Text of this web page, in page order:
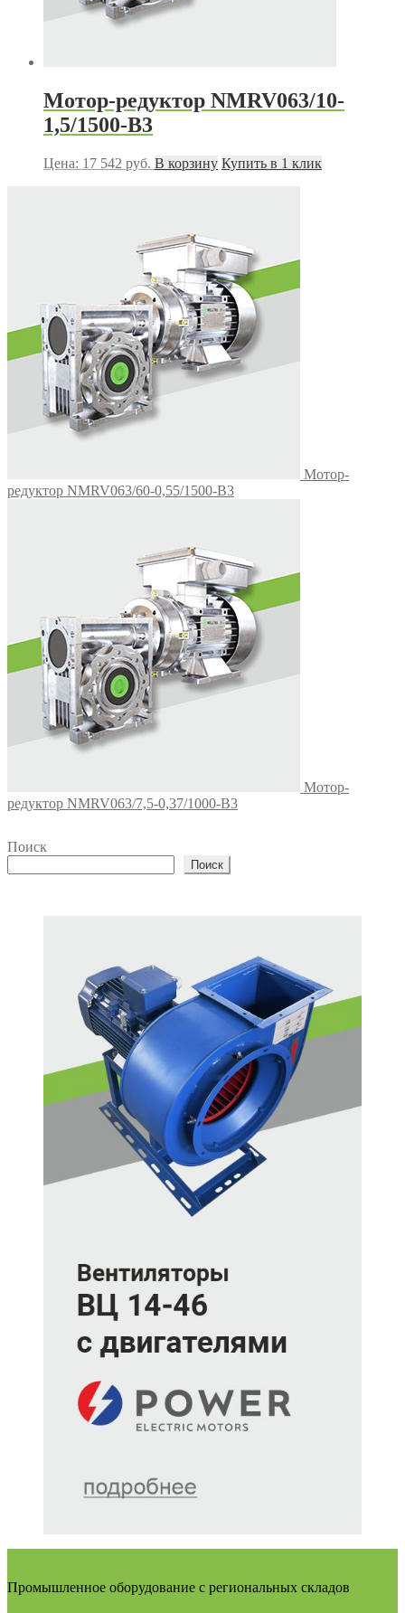
Мотор-редуктор NMRV063/10-
1,5/1500-B3
Цена: 17 542 руб. В корзину Купить в 1 клик
Мотор-
редуктор NMRV063/60-0,55/1500-B3
Мотор-
редуктор NMRV063/7,5-0,37/1000-B3
Поиск
Поиск
Промышленное оборудование с региональных складов